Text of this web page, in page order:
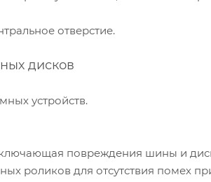
отверстие.
дисков
устройств.
повреждения шины и
роликов для отсутствия помех